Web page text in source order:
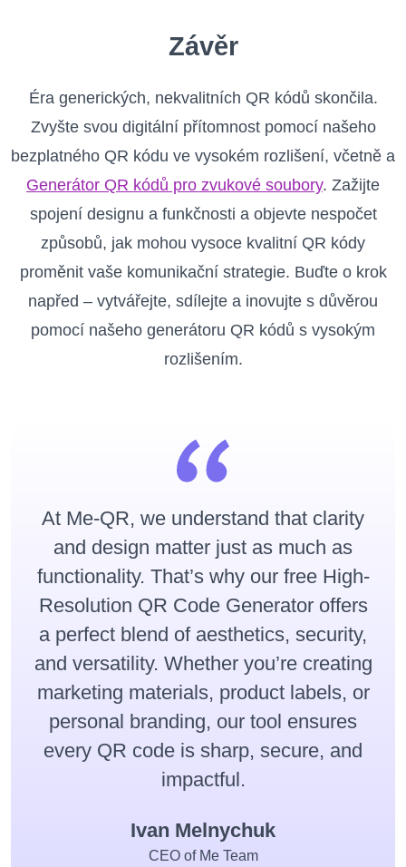
Závěr
Éra generických, nekvalitních QR kódů skončila.
Zvyšte svou digitální přítomnost pomocí našeho
bezplatného QR kódu ve vysokém rozlišení, včetně a
Generátor QR kódů pro zvukové soubory. Zažijte
spojení designu a funkčnosti a objevte nespočet
způsobů, jak mohou vysoce kvalitní QR kódy
proměnit vaše komunikační strategie. Buďte o krok
napřed – vytvářejte, sdílejte a inovujte s důvěrou
pomocí našeho generátoru QR kódů s vysokým
rozlišením.
At Me-QR, we understand that clarity
and design matter just as much as
functionality. That’s why our free High-
Resolution QR Code Generator offers
a perfect blend of aesthetics, security,
and versatility. Whether you’re creating
marketing materials, product labels, or
personal branding, our tool ensures
every QR code is sharp, secure, and
impactful.
Ivan Melnychuk
CEO of Me Team